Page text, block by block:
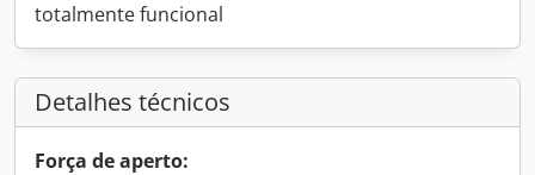
totalmente funcional
Detalhes técnicos
Força de aperto: